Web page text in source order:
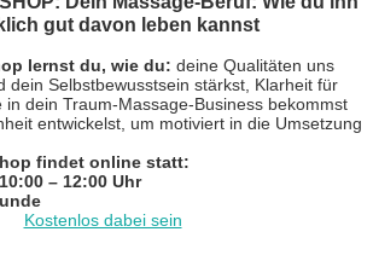
gut davon leben kannst
lernst du, wie du: deine Qualitäten uns
dein Selbstbewusstsein stärkst, Klarheit für
in dein Traum-Massage-Business bekommst
entwickelst, um motiviert in die Umsetzung
findet online statt:
– 12:00 Uhr
Kostenlos dabei sein